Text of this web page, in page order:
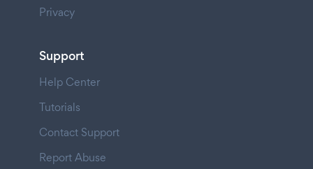
Privacy
Support
Help Center
Tutorials
Contact Support
Report Abuse